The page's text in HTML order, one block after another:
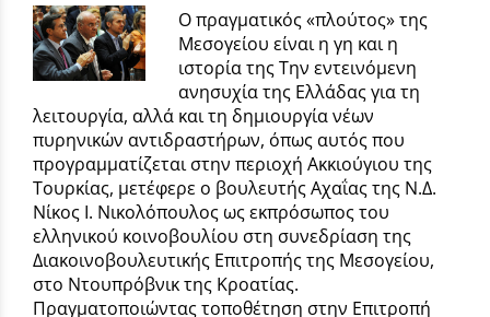
Ο πραγματικός «πλούτος» της
Μεσογείου είναι η γη και η
ιστορία της Την εντεινόμενη
ανησυχία της Ελλάδας για τη
λειτουργία, αλλά και τη δημιουργία νέων
πυρηνικών αντιδραστήρων, όπως αυτός που
προγραμματίζεται στην περιοχή Ακκιούγιου της
Τουρκίας, μετέφερε ο βουλευτής Αχαΐας της Ν.Δ.
Νίκος Ι. Νικολόπουλος ως εκπρόσωπος του
ελληνικού κοινοβουλίου στη συνεδρίαση της
Διακοινοβουλευτικής Επιτροπής της Μεσογείου,
στο Ντουπρόβνικ της Κροατίας.
Πραγματοποιώντας τοποθέτηση στην Επιτροπή